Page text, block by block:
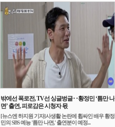
밖에선 폭로전, TV선 싱글벙글‥황정민 ‘틈만 나
면’ 출연, 피로감은 시청자 몫
[뉴스엔 하지원 기자]사생활 논란에 휩싸인 배우 황정
민의 SBS 예능 '틈만 나면,' 출연분이 예정...